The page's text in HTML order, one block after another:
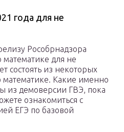
года для не
Рособрнадзора
для не
состоять из некоторых
математике. Какие именно
из демоверсии ГВЭ, пока
ознакомиться с
ЕГЭ по базовой